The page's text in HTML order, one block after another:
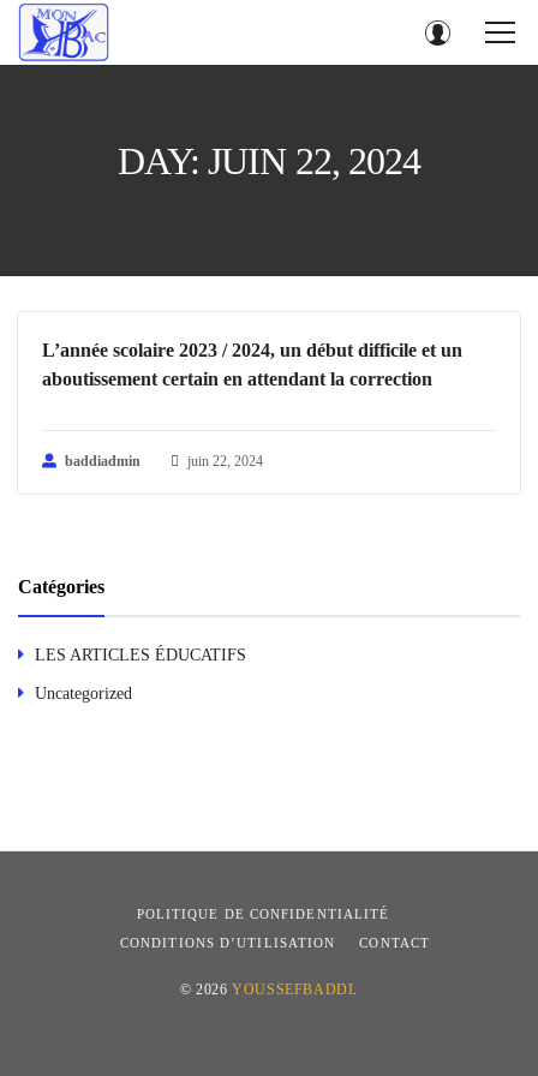
DAY: JUIN 22, 2024
L’année scolaire 2023 / 2024, un début difficile et un
aboutissement certain en attendant la correction
baddiadmin juin 22, 2024
Catégories
LES ARTICLES ÉDUCATIFS
Uncategorized
POLITIQUE DE CONFIDENTIALITÉ
CONDITIONS D’UTILISATION
CONTACT
© 2026YOUSSEFBADDI.